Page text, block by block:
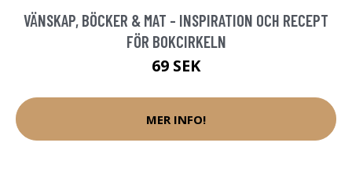
VÄNSKAP, BÖCKER & MAT - INSPIRATION OCH RECEPT
FÖR BOKCIRKELN
69 SEK
MER INFO!